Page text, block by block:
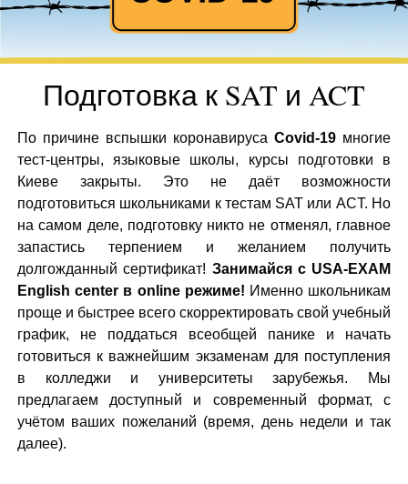
Подготовка к SAT и ACT
По причине вспышки коронавируса Covid-19 многие
тест-центры, языковые школы, курсы подготовки в
Киеве закрыты. Это не даёт возможности
подготовиться школьниками к тестам SAT или ACT. Но
на самом деле, подготовку никто не отменял, главное
запастись терпением и желанием получить
долгожданный сертификат! Занимайся с USA-EXAM
English center в online режиме! Именно школьникам
проще и быстрее всего скорректировать свой учебный
график, не поддаться всеобщей панике и начать
готовиться к важнейшим экзаменам для поступления
в колледжи и университеты зарубежья. Мы
предлагаем доступный и современный формат, с
учётом ваших пожеланий (время, день недели и так
далее).